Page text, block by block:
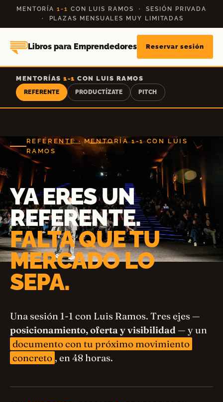
Saltar
contenido
MENTORÍA1-1 CON LUIS RAMOS · SESIÓN PRIVADA
· PLAZAS MENSUALES MUY LIMITADAS
Libros para Emprendedores Reservar sesión
MENTORÍAS 1-1 CON LUIS RAMOS
REFERENTE PRODUCTÍZATE PITCH
REFERENTE · MENTORÍA 1-1 CON LUIS
RAMOS
YA ERES UN
REFERENTE.
FALTA QUE TU
MERCADO LO
SEPA.
Una sesión 1-1 con Luis Ramos. Tres ejes —
posicionamiento, oferta y visibilidad — y un
documento con tu próximo movimiento
concreto , en 48 horas.